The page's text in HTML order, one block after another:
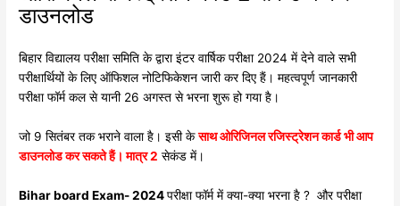
डाउनलोड
बिहार विद्यालय परीक्षा समिति के द्वारा इंटर वार्षिक परीक्षा 2024 में देने वाले सभी
परीक्षार्थियों के लिए ऑफिशल नोटिफिकेशन जारी कर दिए हैं। महत्वपूर्ण जानकारी
परीक्षा फॉर्म कल से यानी 26 अगस्त से भरना शुरू हो गया है।
जो 9 सितंबर तक भराने वाला है। इसी केसाथ ओरिजिनल रजिस्ट्रेशन कार्ड भी आप
डाउनलोड कर सकते हैं। मात्र 2 सेकंड में।
Bihar board Exam- 2024परीक्षा फॉर्म में क्या-क्या भरना है ? और परीक्षा